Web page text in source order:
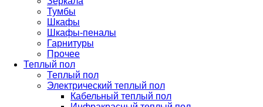
Тумбы
Шкафы
Шкафы-пеналы
Гарнитуры
Прочее
Теплый пол
Теплый пол
Электрический теплый пол
Кабельный теплый пол